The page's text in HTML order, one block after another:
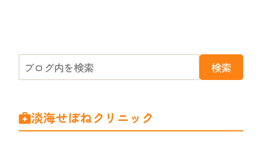
淡海せぼねクリニック